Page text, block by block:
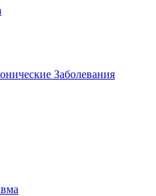
Заболевания